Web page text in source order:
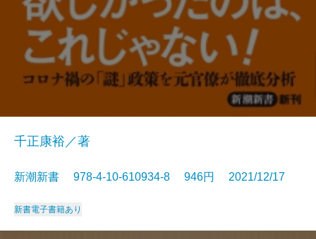
千正康裕／著
新潮新書 978-4-10-610934-8 946円 2021/12/17
新書電子書籍あり